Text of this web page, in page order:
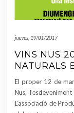
jueves, 19/01/2017
VINS NUS
NATURALS
El proper 12 de
Nus,
L’associació de